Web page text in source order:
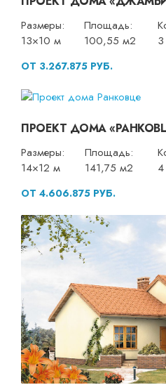
Размеры:
13×10 м
Площадь:
100,55 м2
3
ОТ 3.267.875 РУБ.
ПРОЕКТ ДОМА
Размеры:
14×12 м
Площадь:
141,75 м2
4
ОТ 4.606.875 РУБ.